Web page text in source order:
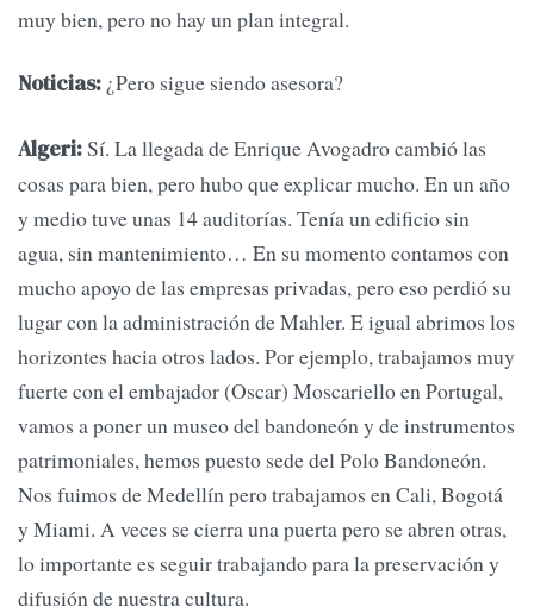
muy bien, pero no hay un plan integral.
Noticias: ¿Pero sigue siendo asesora?
Algeri:Sí. La llegada de Enrique Avogadro cambió las
cosas para bien, pero hubo que explicar mucho. En un año
y medio tuve unas 14 auditorías. Tenía un edificio sin
agua, sin mantenimiento… En su momento contamos con
mucho apoyo de las empresas privadas, pero eso perdió su
lugar con la administración de Mahler. E igual abrimos los
horizontes hacia otros lados. Por ejemplo, trabajamos muy
fuerte con el embajador (Oscar) Moscariello en Portugal,
vamos a poner un museo del bandoneón y de instrumentos
patrimoniales, hemos puesto sede del Polo Bandoneón.
Nos fuimos de Medellín pero trabajamos en Cali, Bogotá
y Miami. A veces se cierra una puerta pero se abren otras,
lo importante es seguir trabajando para la preservación y
difusión de nuestra cultura.